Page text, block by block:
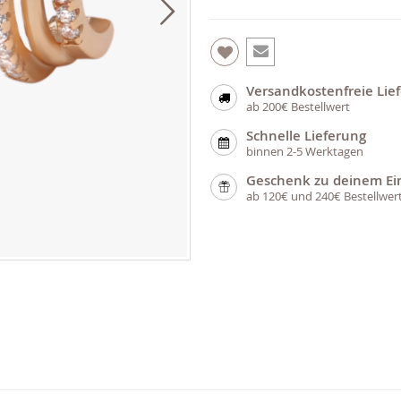
Versandkostenfreie
ab 200€ Bestellwert
Schnelle Lieferung
binnen 2-5 Werktagen
Geschenk zu deinem
ab 120€ und 240€